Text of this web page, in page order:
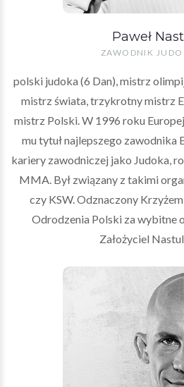
Paweł
ZAWODNIK
polski judoka (6 Dan), mistrz
mistrz świata, trzykrotny mistrz
mistrz Polski. W 1996 roku
mu tytuł najlepszego zawodnika
kariery zawodniczej jako Judoka,
MMA. Był związany z takimi
czy KSW. Odznaczony
Odrodzenia Polski za wybitne
Założyciel